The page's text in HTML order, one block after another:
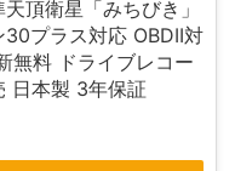
頂衛星「みちびき」
プラス対応 OBDII対
無料 ドライブレコー
日本製 3年保証